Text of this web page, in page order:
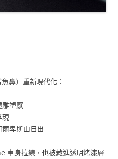
鼻）重新現代化：
雕塑感
現
卑斯山日出
車身拉線，也被藏進透明烤漆層